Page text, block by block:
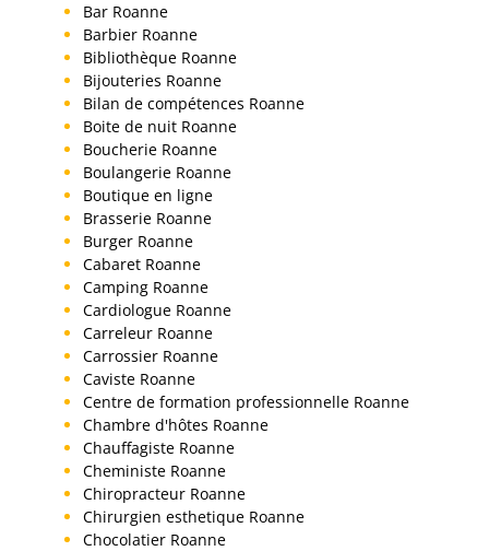
Bar Roanne
Barbier Roanne
Bibliothèque Roanne
Bijouteries Roanne
Bilan de compétences Roanne
Boite de nuit Roanne
Boucherie Roanne
Boulangerie Roanne
Boutique en ligne
Brasserie Roanne
Burger Roanne
Cabaret Roanne
Camping Roanne
Cardiologue Roanne
Carreleur Roanne
Carrossier Roanne
Caviste Roanne
Centre de formation professionnelle Roanne
Chambre d'hôtes Roanne
Chauffagiste Roanne
Cheministe Roanne
Chiropracteur Roanne
Chirurgien esthetique Roanne
Chocolatier Roanne